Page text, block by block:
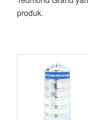
produk.